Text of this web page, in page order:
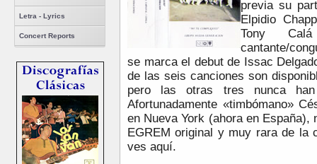
Letra - Lyrics
Concert Reports
previa su
Elpidio
Tony
cantante/
se marca el debut de Issac
de las seis canciones son
pero las otras tres nunca
Afortunadamente «timbómano»
en Nueva York (ahora en España),
EGREM original y muy rara de la
ves aquí.